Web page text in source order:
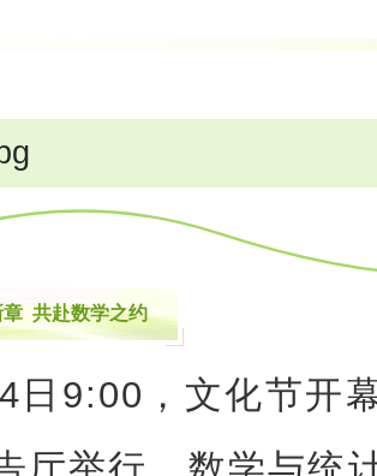
章 共赴数学之约
日9:00，文化节开